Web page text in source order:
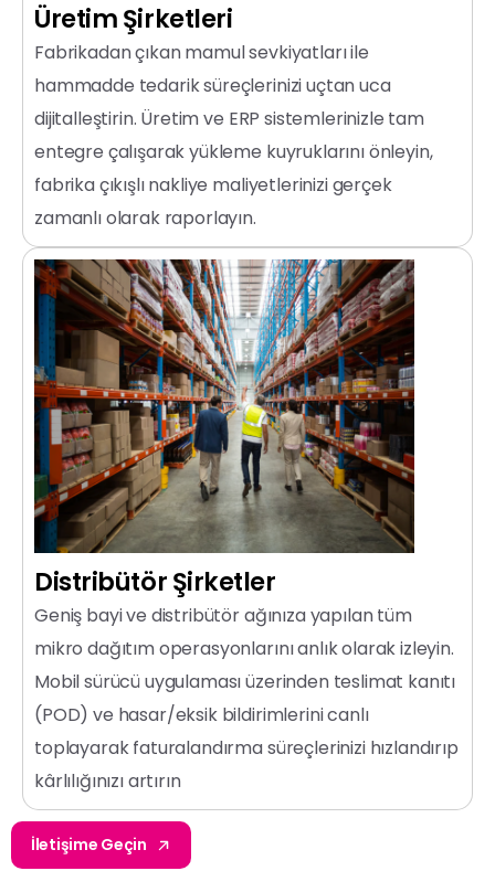
ÜretimŞirketleri
Fabrikadan çıkan mamul sevkiyatları ile
hammadde tedarik süreçlerinizi uçtan uca
dijitalleştirin. Üretim ve ERP sistemlerinizle tam
entegre çalışarak yükleme kuyruklarını önleyin,
fabrika çıkışlı nakliye maliyetlerinizi gerçek
zamanlı olarak raporlayın.
DistribütörŞirketler
Geniş bayi ve distribütör ağınıza yapılan tüm
mikro dağıtım operasyonlarını anlık olarak izleyin.
Mobil sürücü uygulaması üzerinden teslimat kanıtı
(POD) ve hasar/eksik bildirimlerini canlı
toplayarak faturalandırma süreçlerinizi hızlandırıp
kârlılığınızı artırın
İletişime Geçin